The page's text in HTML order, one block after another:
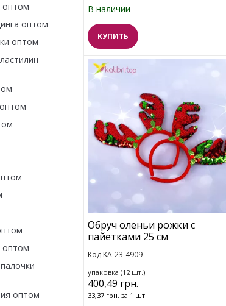
оптом
оптом
оптом
оптом
оптом
В наличии
КУПИТЬ
Обруч оленьи рожки с
пайетками 25 см
Код KA-23-4909
упаковка (12 шт.)
400,49 грн.
33,37 грн. за 1 шт.